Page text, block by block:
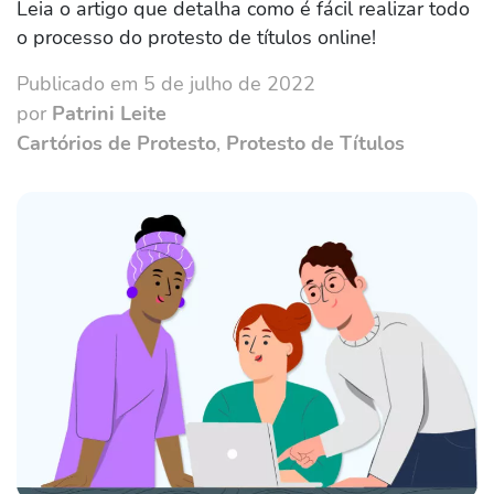
Leia o artigo que detalha como é fácil realizar todo
o processo do protesto de títulos online!
Publicado em 5 de julho de 2022
por Patrini Leite
Cartórios de Protesto, Protesto de Títulos